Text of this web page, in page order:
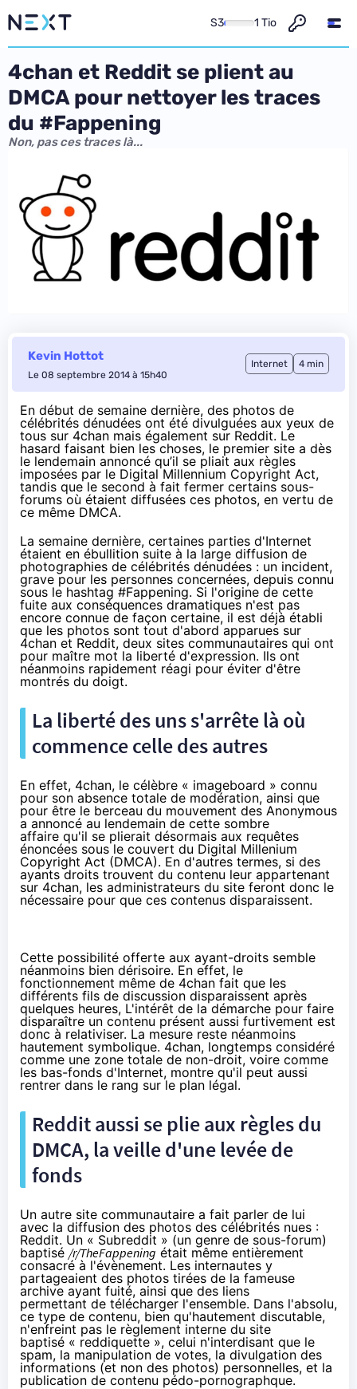
S3 1 Tio
4chan et Reddit se plient au
DMCA pour nettoyer les traces
du #Fappening
Non, pas ces traces là...
Kevin Hottot
Le 08 septembre 2014 à 15h40
Internet 4 min
En début de semaine dernière, des photos de
célébrités dénudées ont été divulguées aux yeux de
tous sur 4chan mais également sur Reddit. Le
hasard faisant bien les choses, le premier site a dès
le lendemain annoncé qu’il se pliait aux règles
imposées par le Digital Millennium Copyright Act,
tandis que le second à fait fermer certains sous-
forums où étaient diffusées ces photos, en vertu de
ce même DMCA.
La semaine dernière, certaines parties d'Internet
étaient en ébullition suite à la large diffusion de
photographies de célébrités dénudées : un incident,
grave pour les personnes concernées, depuis connu
sous le hashtag #Fappening. Si l'origine de cette
fuite aux conséquences dramatiques n'est pas
encore connue de façon certaine, il est déjà établi
que les photos sont tout d'abord apparues sur
4chan et Reddit, deux sites communautaires qui ont
pour maître mot la liberté d'expression. Ils ont
néanmoins rapidement réagi pour éviter d'être
montrés du doigt.
La liberté des uns s'arrête là où
commence celle des autres
En effet, 4chan, le célèbre « imageboard » connu
pour son absence totale de modération, ainsi que
pour être le berceau du mouvement des Anonymous
a annoncé au lendemain de cette sombre
affaire qu'il se plierait désormais aux requêtes
énoncées sous le couvert du Digital Millenium
Copyright Act (DMCA). En d'autres termes, si des
ayants droits trouvent du contenu leur appartenant
sur 4chan, les administrateurs du site feront donc le
nécessaire pour que ces contenus disparaissent.
Cette possibilité offerte aux ayant-droits semble
néanmoins bien dérisoire. En effet, le
fonctionnement même de 4chan fait que les
différents fils de discussion disparaissent après
quelques heures, L'intérêt de la démarche pour faire
disparaître un contenu présent aussi furtivement est
donc à relativiser. La mesure reste néanmoins
hautement symbolique. 4chan, longtemps considéré
comme une zone totale de non-droit, voire comme
les bas-fonds d'Internet, montre qu'il peut aussi
rentrer dans le rang sur le plan légal.
Reddit aussi se plie aux règles du
DMCA, la veille d'une levée de
fonds
Un autre site communautaire a fait parler de lui
avec la diffusion des photos des célébrités nues :
Reddit. Un « Subreddit » (un genre de sous-forum)
baptisé /r/TheFappening était même entièrement
consacré à l'évènement. Les internautes y
partageaient des photos tirées de la fameuse
archive ayant fuité, ainsi que des liens
permettant de télécharger l'ensemble. Dans l'absolu,
ce type de contenu, bien qu'hautement discutable,
n'enfreint pas le règlement interne du site
baptisé « reddiquette », celui n'interdisant que le
spam, la manipulation de votes, la divulgation des
informations (et non des photos) personnelles, et la
publication de contenu pédo-pornographque.